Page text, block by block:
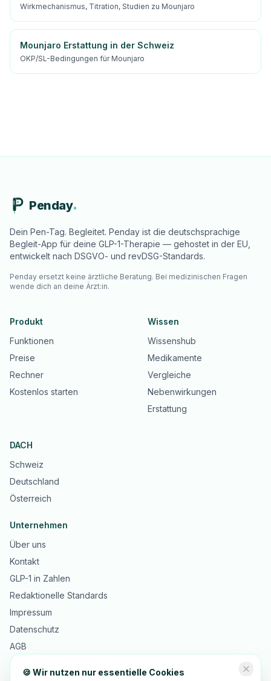
Wirkmechanismus, Titration, Studien zu Mounjaro
Mounjaro Erstattung in der Schweiz
OKP/SL-Bedingungen für Mounjaro
Penday
Dein Pen-Tag. Begleitet. Penday ist die deutschsprachige
Begleit-App für deine GLP-1-Therapie — gehostet in der EU,
entwickelt nach DSGVO- und revDSG-Standards.
Penday ersetzt keine ärztliche Beratung. Bei medizinischen Fragen
wende dich an deine Ärzt:in.
Produkt
Funktionen
Preise
Rechner
Kostenlos starten
Wissen
Wissenshub
Medikamente
Vergleiche
Nebenwirkungen
Erstattung
DACH
Schweiz
Deutschland
Österreich
Unternehmen
Über uns
Kontakt
GLP-1 in Zahlen
Redaktionelle Standards
Impressum
Datenschutz
AGB
🍪 Wir nutzen nur essentielle Cookies